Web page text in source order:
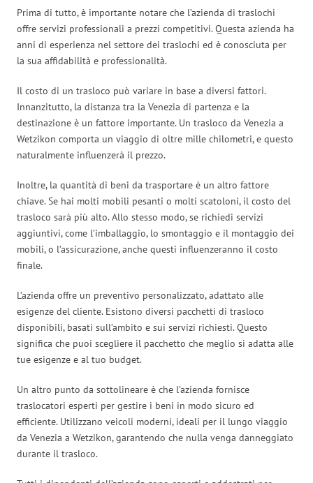
Prima di tutto, è importante notare che l’azienda di traslochi
offre servizi professionali a prezzi competitivi. Questa azienda ha
anni di esperienza nel settore dei traslochi ed è conosciuta per
la sua affidabilità e professionalità.
Il costo di un trasloco può variare in base a diversi fattori.
Innanzitutto, la distanza tra la Venezia di partenza e la
destinazione è un fattore importante. Un trasloco da Venezia a
Wetzikon comporta un viaggio di oltre mille chilometri, e questo
naturalmente influenzerà il prezzo.
Inoltre, la quantità di beni da trasportare è un altro fattore
chiave. Se hai molti mobili pesanti o molti scatoloni, il costo del
trasloco sarà più alto. Allo stesso modo, se richiedi servizi
aggiuntivi, come l’imballaggio, lo smontaggio e il montaggio dei
mobili, o l’assicurazione, anche questi influenzeranno il costo
finale.
L’azienda offre un preventivo personalizzato, adattato alle
esigenze del cliente. Esistono diversi pacchetti di trasloco
disponibili, basati sull’ambito e sui servizi richiesti. Questo
significa che puoi scegliere il pacchetto che meglio si adatta alle
tue esigenze e al tuo budget.
Un altro punto da sottolineare è che l’azienda fornisce
traslocatori esperti per gestire i beni in modo sicuro ed
efficiente. Utilizzano veicoli moderni, ideali per il lungo viaggio
da Venezia a Wetzikon, garantendo che nulla venga danneggiato
durante il trasloco.